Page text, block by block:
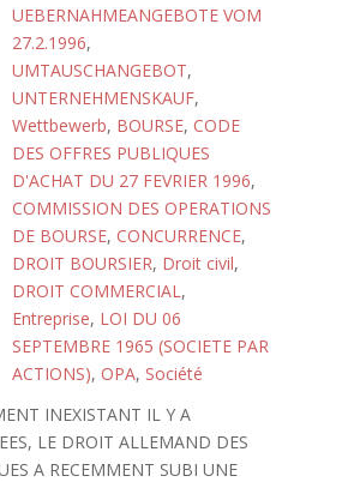
UEBERNAHMEANGEBOTE VOM
27.2.1996,
UMTAUSCHANGEBOT,
UNTERNEHMENSKAUF,
Wettbewerb, BOURSE, CODE
DES OFFRES PUBLIQUES
D'ACHAT DU 27 FEVRIER 1996,
COMMISSION DES OPERATIONS
DE BOURSE, CONCURRENCE,
DROIT BOURSIER, Droit civil,
DROIT COMMERCIAL,
Entreprise, LOI DU 06
SEPTEMBRE 1965 (SOCIETE PAR
ACTIONS), OPA, Société
INEXISTANT IL Y A
LE DROIT ALLEMAND DES
A RECEMMENT SUBI UNE